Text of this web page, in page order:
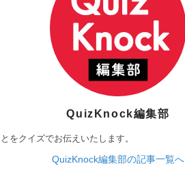
QuizKnock編集部
をクイズでお伝えいたします。
QuizKnock編集部の記事一覧へ